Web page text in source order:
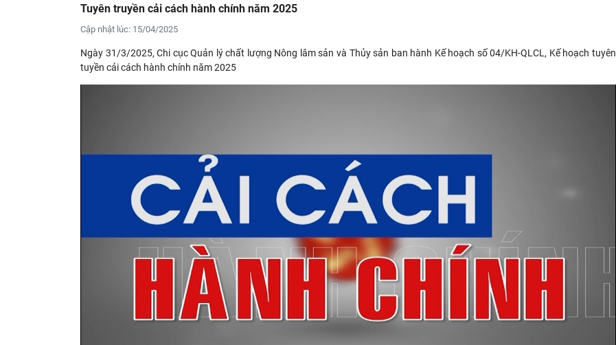
Tuyên truyền cải cách hành chính năm 2025
Cập nhật lúc: 15/04/2025
Ngày 31/3/2025, Chi cục Quản lý chất lượng Nông lâm sản và Thủy sản ban hành Kế hoạch số 04/KH-QLCL, Kế hoạch tuyên
tuyền cải cách hành chính năm 2025